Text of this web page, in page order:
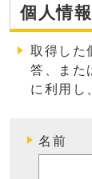
個人情
取得した
答、また
に利用し
名前